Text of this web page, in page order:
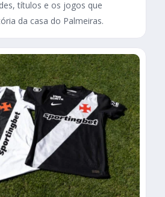
títulos e os jogos que
da casa do Palmeiras.